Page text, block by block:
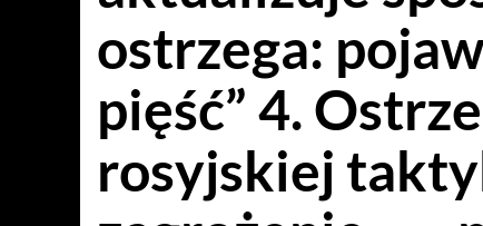
ostrzega:
pięść” 4.
rosyjskiej